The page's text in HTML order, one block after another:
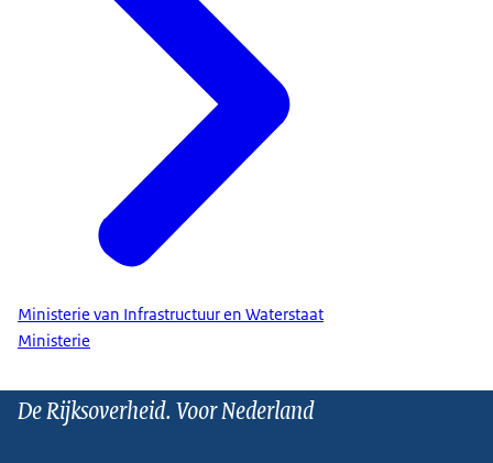
Ministerie van Infrastructuur en Waterstaat
Ministerie
De Rijksoverheid. Voor Nederland